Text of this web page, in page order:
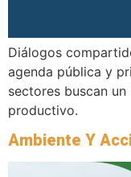
Diálogos
agenda pública y
sectores buscan
productivo.
Ambiente Y